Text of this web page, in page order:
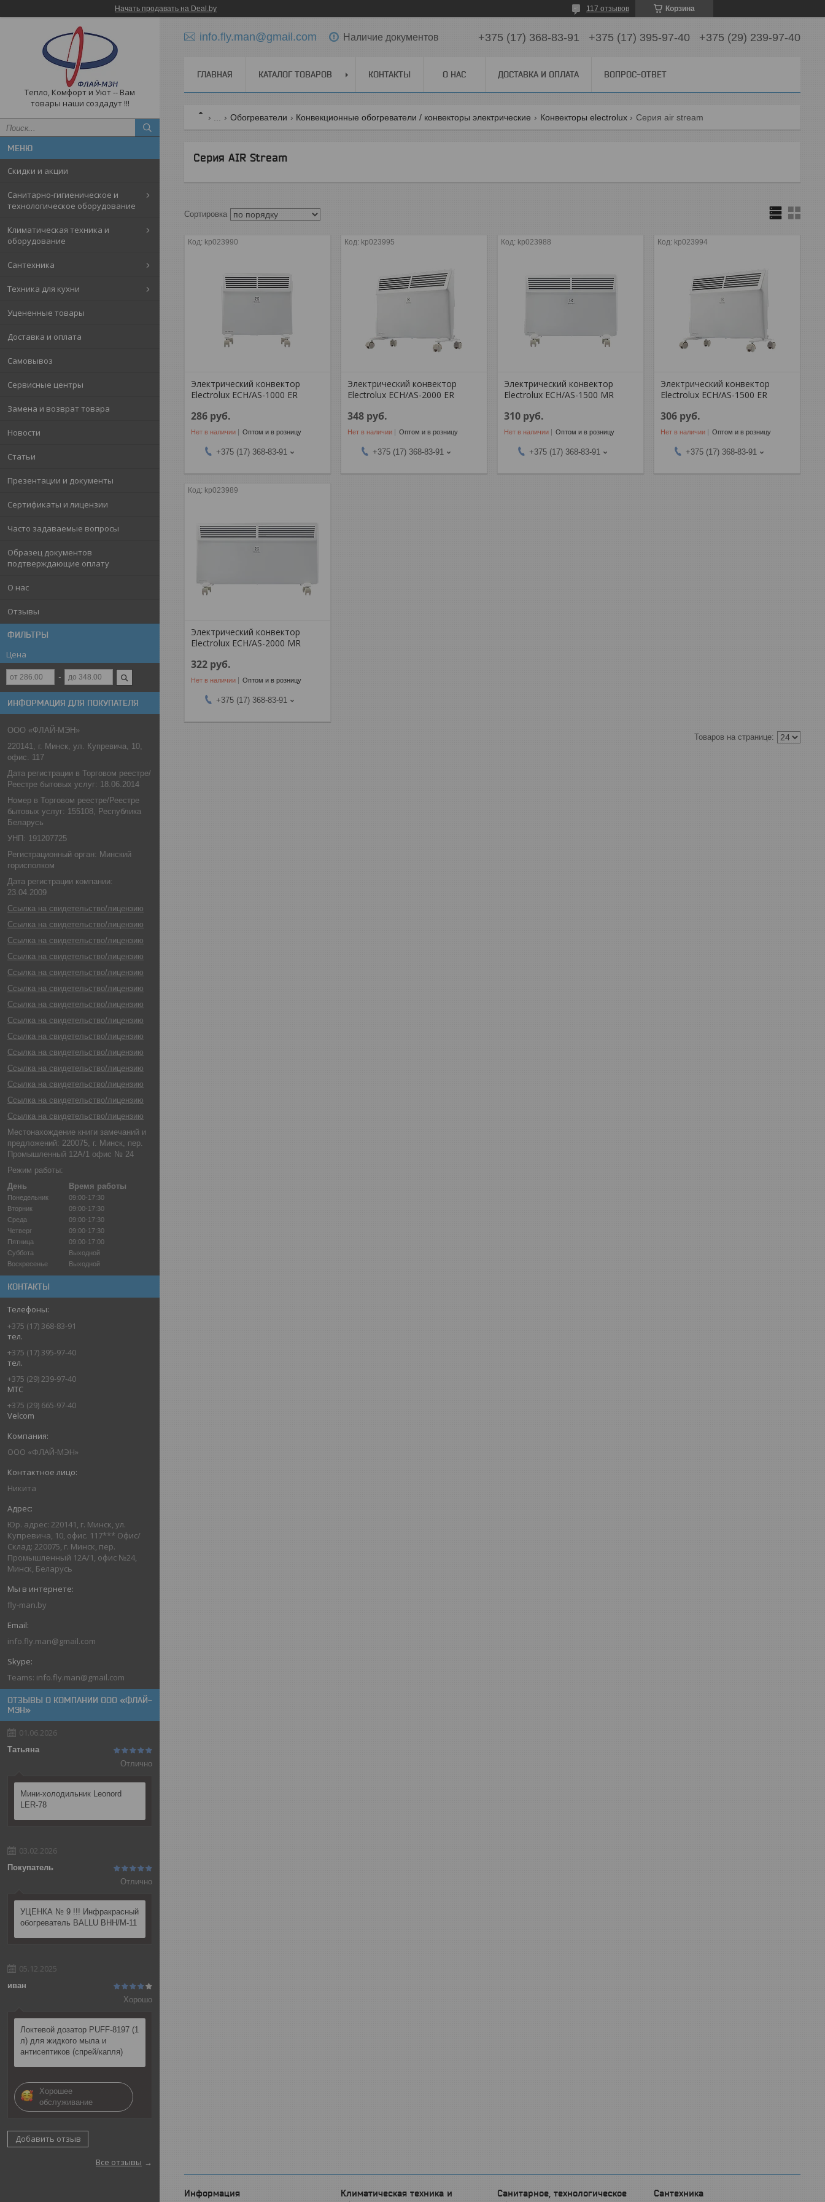
Начать продавать на Deal.by Корзина
117 отзывов
Тепло, Комфорт и Уют -- Вам
товары наши создадут !!!
Скидки и акции
Санитарно-гигиеническое и
технологическое оборудование
Климатическая техника и
оборудование
Cантехника
Техника для кухни
Уцененные товары
Доставка и оплата
Самовывоз
Сервисные центры
Замена и возврат товара
Новости
Статьи
Презентации и документы
Сертификаты и лицензии
Часто задаваемые вопросы
Образец документов
подтверждающие оплату
О нас
Отзывы
ФИЛЬТРЫ
Цена
ИНФОРМАЦИЯ ДЛЯ ПОКУПАТЕЛЯ
ООО «ФЛАЙ-МЭН»
220141, г. Минск, ул. Купревича, 10,
офис. 117
Дата регистрации в Торговом реестре/
Реестре бытовых услуг: 18.06.2014
Номер в Торговом реестре/Реестре
бытовых услуг: 155108, Республика
Беларусь
УНП: 191207725
Регистрационный орган: Минский
горисполком
Дата регистрации компании:
23.04.2009
Ссылка на свидетельство/лицензию
Ссылка на свидетельство/лицензию
Ссылка на свидетельство/лицензию
Ссылка на свидетельство/лицензию
Ссылка на свидетельство/лицензию
Ссылка на свидетельство/лицензию
Ссылка на свидетельство/лицензию
Ссылка на свидетельство/лицензию
Ссылка на свидетельство/лицензию
Ссылка на свидетельство/лицензию
Ссылка на свидетельство/лицензию
Ссылка на свидетельство/лицензию
Ссылка на свидетельство/лицензию
Ссылка на свидетельство/лицензию
Местонахождение книги замечаний и
предложений: 220075, г. Минск, пер.
Промышленный 12А/1 офис № 24
Режим работы:
День
Время работы
Понедельник
09:00-17:30
Вторник
09:00-17:30
Среда
09:00-17:30
Четверг
09:00-17:30
Пятница
09:00-17:00
Суббота
Выходной
Воскресенье
Выходной
КОНТАКТЫ
+375 (17) 368-83-91
тел.
+375 (17) 395-97-40
тел.
+375 (29) 239-97-40
МТС
+375 (29) 665-97-40
Velcom
ООО «ФЛАЙ-МЭН»
Никита
Юр. адрес: 220141, г. Минск, ул.
Купревича, 10, офис. 117*** Офис/
Склад: 220075, г. Минск, пер.
Промышленный 12А/1, офис №24,
Минск, Беларусь
fly-man.by
info.fly.man@gmail.com
Teams: info.fly.man@gmail.com
ОТЗЫВЫ О КОМПАНИИ ООО «ФЛАЙ-
МЭН»
01.06.2026
Татьяна
Отлично
Мини-холодильник Leonord
LER-78
03.02.2026
Покупатель
Отлично
УЦЕНКА № 9 !!! Инфракрасный
обогреватель BALLU BHH/M-11
05.12.2025
иван
Хорошо
Локтевой дозатор PUFF-8197 (1
л) для жидкого мыла и
антисептиков (спрей/капля)
Хорошее
обслуживание
Добавить отзыв
Все отзывы
info.fly.man@gmail.com Наличие документов +375 (17) 368-83-91 +375 (17) 395-97-40 +375 (29) 239-97-40
ГЛАВНАЯ КАТАЛОГ ТОВАРОВ КОНТАКТЫ О НАС ДОСТАВКА И ОПЛАТА ВОПРОС-ОТВЕТ
Обогреватели Конвекционные обогреватели / конвекторы электрические Конвекторы electrolux Серия air stream
Серия AIR Stream
kp023990
Электрический конвектор
Electrolux ECH/AS-1000 ER
286 руб.
Нет в наличии Оптом и в розницу
+375 (17) 368-83-91
kp023995
Электрический конвектор
Electrolux ECH/AS-2000 ER
348 руб.
Нет в наличии Оптом и в розницу
+375 (17) 368-83-91
kp023988
Электрический конвектор
Electrolux ECH/AS-1500 MR
310 руб.
Нет в наличии Оптом и в розницу
+375 (17) 368-83-91
kp023994
Электрический конвектор
Electrolux ECH/AS-1500 ER
306 руб.
Нет в наличии Оптом и в розницу
+375 (17) 368-83-91
kp023989
Электрический конвектор
Electrolux ECH/AS-2000 MR
322 руб.
Нет в наличии Оптом и в розницу
+375 (17) 368-83-91
Информация
Климатическая техника и
Санитарное, технологическое
Сантехника